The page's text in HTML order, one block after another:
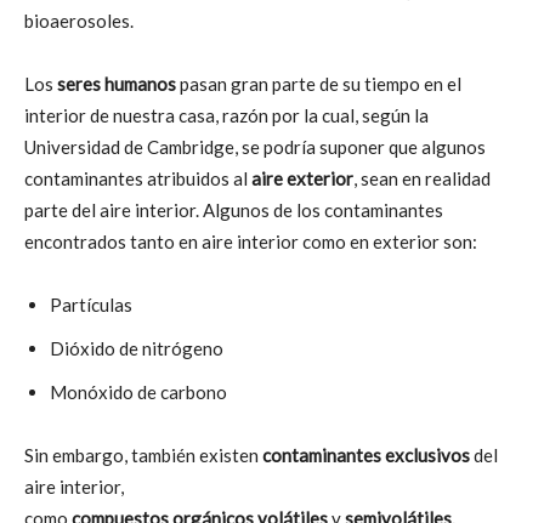
bioaerosoles.
Los sereshumanospasan gran parte de su tiempo en el
interior de nuestra casa, razón por la cual, según la
Universidad de Cambridge, se podría suponer que algunos
contaminantes atribuidos al aireexterior, sean en realidad
parte del aire interior. Algunos de los contaminantes
encontrados tanto en aire interior como en exterior son:
Partículas
Dióxido de nitrógeno
Monóxido de carbono
Sin embargo, también existen contaminantesexclusivosdel
aire interior,
como compuestosorgánicosvolátilesysemivolátiles.